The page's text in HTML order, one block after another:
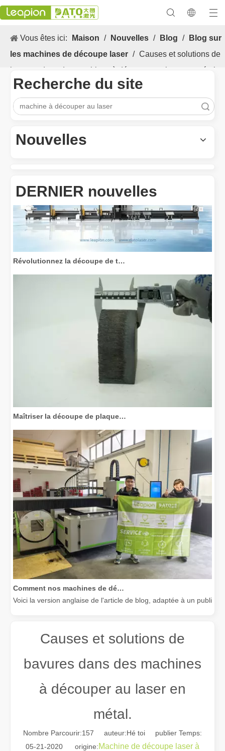
Vous êtes ici: Maison / Nouvelles / Blog /
Blog sur
les machines de découpe laser / Causes et solutions de
bavures dans des machines à découper au laser en métal.
Recherche du site
Nouvelles
DERNIER nouvelles
Voici la version anglaise de l'article de blog, adaptée à un public
Causes et solutions de
bavures dans des machines
à découper au laser en
métal.
Nombre Parcourir:157 auteur:Hé toi publier Temps:
05-21-2020 origine:Machine de découpe laser à